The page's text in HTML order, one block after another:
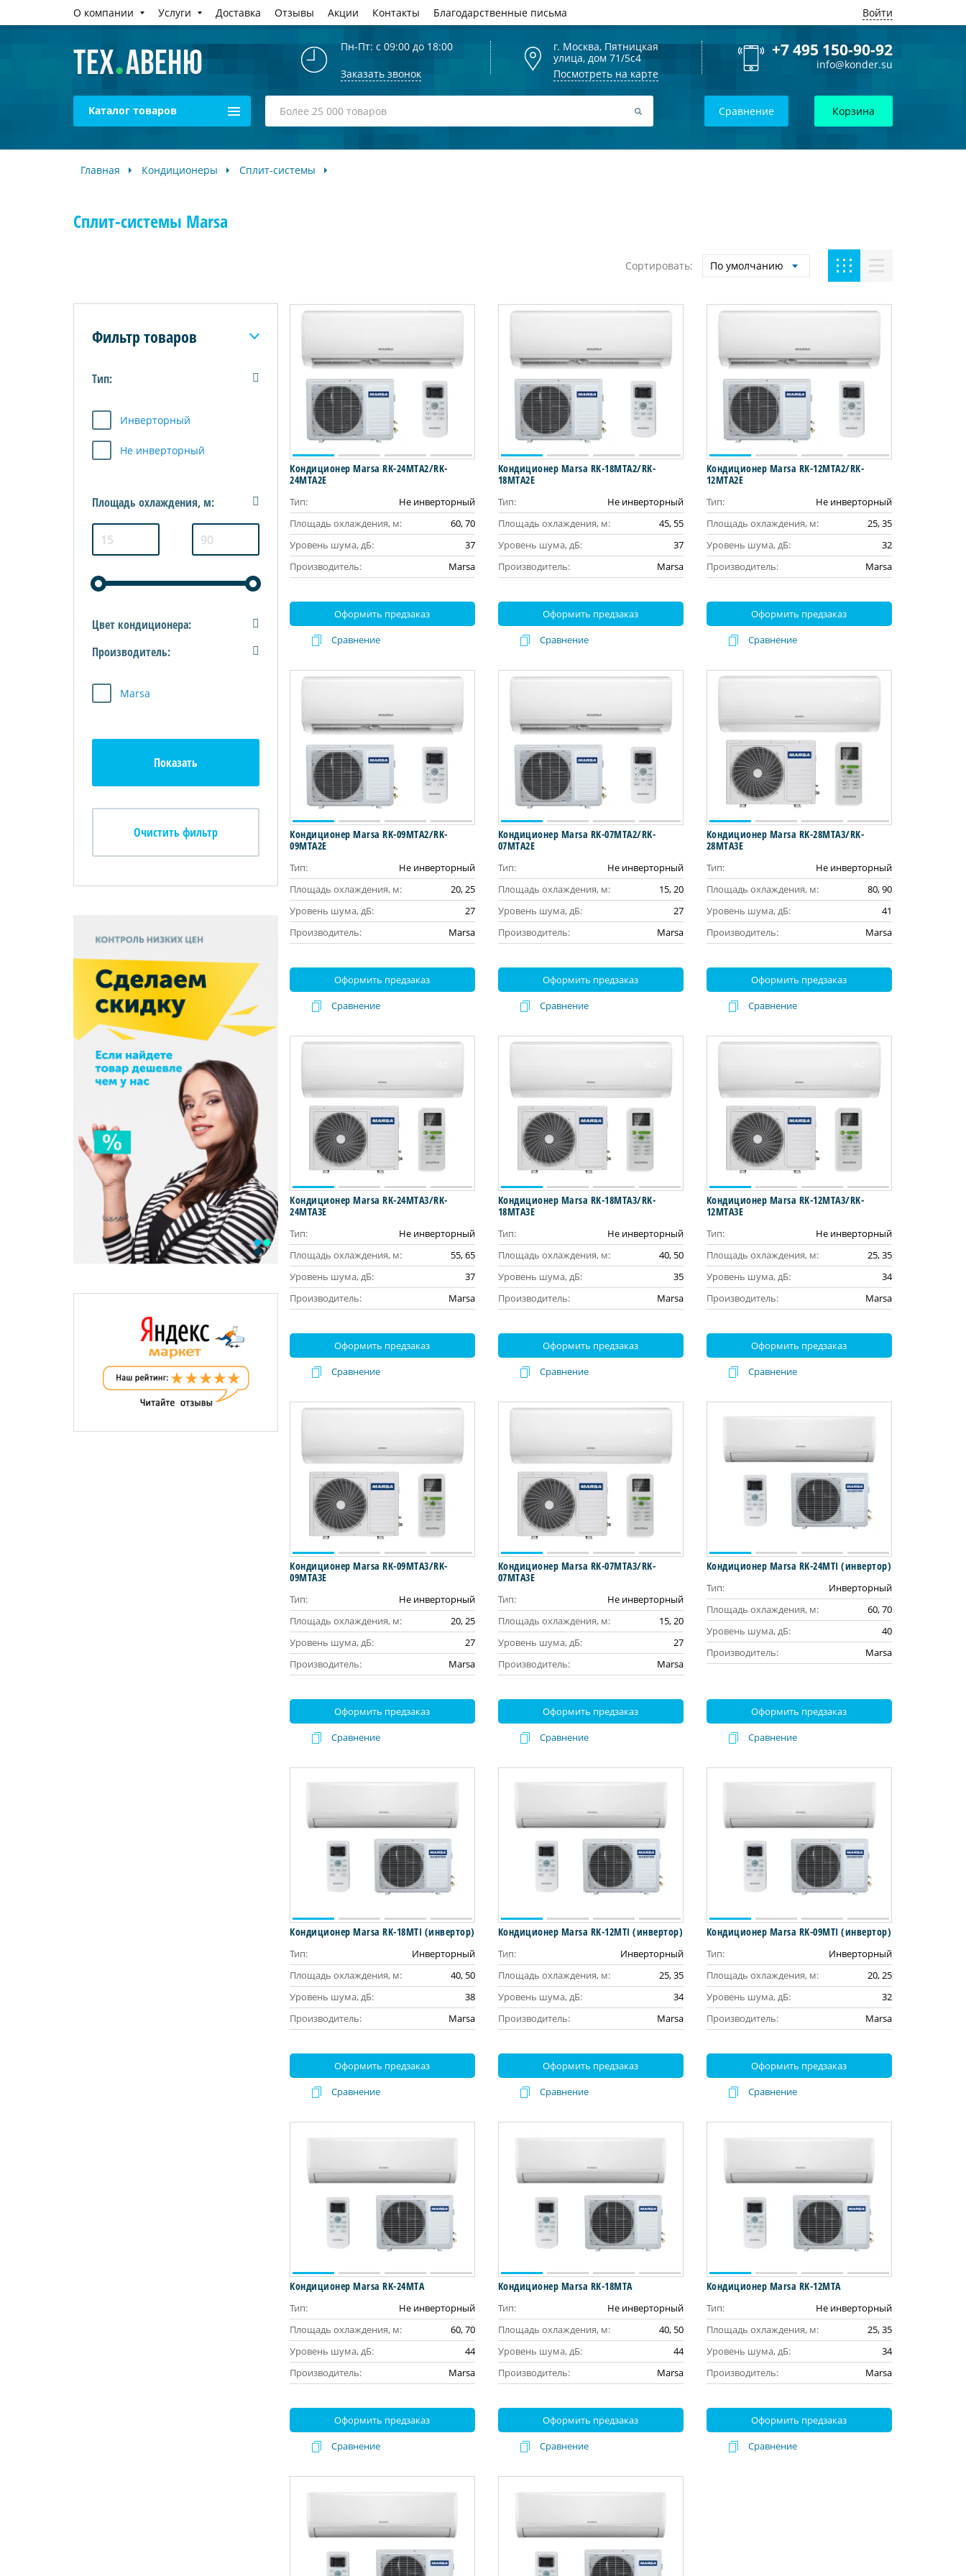
О компании Услуги Доставка Отзывы Акции Контакты Благодарственные письма Войти
Пн-Пт: с 09:00 до 18:00
Заказать звонок
г. Москва, Пятницкая
улица, дом 71/5с4
Посмотреть на карте
+7 495 150-90-92
info@konder.su
Каталог товаров Сравнение Корзина
Главная Кондиционеры Сплит-системы
Сплит-системы Marsa
Сортировать: По умолчанию
Фильтр товаров
Тип:
Инверторный
Не инверторный
Площадь охлаждения, м:
Цвет кондиционера:
Производитель:
Marsa
Кондиционер Marsa RK-24MTA2/RK-
24MTA2E
Тип:
Не инверторный
Площадь охлаждения, м:
60, 70
Уровень шума, дБ:
37
Производитель:
Marsa
Оформить предзаказ
Сравнение
Кондиционер Marsa RK-18MTA2/RK-
18MTA2E
Тип:
Не инверторный
Площадь охлаждения, м:
45, 55
Уровень шума, дБ:
37
Производитель:
Marsa
Оформить предзаказ
Сравнение
Кондиционер Marsa RK-12MTA2/RK-
12MTA2E
Тип:
Не инверторный
Площадь охлаждения, м:
25, 35
Уровень шума, дБ:
32
Производитель:
Marsa
Оформить предзаказ
Сравнение
Кондиционер Marsa RK-09MTA2/RK-
09MTA2E
Тип:
Не инверторный
Площадь охлаждения, м:
20, 25
Уровень шума, дБ:
27
Производитель:
Marsa
Оформить предзаказ
Сравнение
Кондиционер Marsa RK-07MTA2/RK-
07MTA2E
Тип:
Не инверторный
Площадь охлаждения, м:
15, 20
Уровень шума, дБ:
27
Производитель:
Marsa
Оформить предзаказ
Сравнение
Кондиционер Marsa RK-28MTA3/RK-
28MTA3E
Тип:
Не инверторный
Площадь охлаждения, м:
80, 90
Уровень шума, дБ:
41
Производитель:
Marsa
Оформить предзаказ
Сравнение
Кондиционер Marsa RK-24MTA3/RK-
24MTA3E
Тип:
Не инверторный
Площадь охлаждения, м:
55, 65
Уровень шума, дБ:
37
Производитель:
Marsa
Оформить предзаказ
Сравнение
Кондиционер Marsa RK-18MTA3/RK-
18MTA3E
Тип:
Не инверторный
Площадь охлаждения, м:
40, 50
Уровень шума, дБ:
35
Производитель:
Marsa
Оформить предзаказ
Сравнение
Кондиционер Marsa RK-12MTA3/RK-
12MTA3E
Тип:
Не инверторный
Площадь охлаждения, м:
25, 35
Уровень шума, дБ:
34
Производитель:
Marsa
Оформить предзаказ
Сравнение
Кондиционер Marsa RK-09MTA3/RK-
09MTA3E
Тип:
Не инверторный
Площадь охлаждения, м:
20, 25
Уровень шума, дБ:
27
Производитель:
Marsa
Оформить предзаказ
Сравнение
Кондиционер Marsa RK-07MTA3/RK-
07MTA3E
Тип:
Не инверторный
Площадь охлаждения, м:
15, 20
Уровень шума, дБ:
27
Производитель:
Marsa
Оформить предзаказ
Сравнение
Кондиционер Marsa RK-24MTI (инвертор)
Тип:
Инверторный
Площадь охлаждения, м:
60, 70
Уровень шума, дБ:
40
Производитель:
Marsa
Оформить предзаказ
Сравнение
Кондиционер Marsa RK-18MTI (инвертор)
Тип:
Инверторный
Площадь охлаждения, м:
40, 50
Уровень шума, дБ:
38
Производитель:
Marsa
Оформить предзаказ
Сравнение
Кондиционер Marsa RK-12MTI (инвертор)
Тип:
Инверторный
Площадь охлаждения, м:
25, 35
Уровень шума, дБ:
34
Производитель:
Marsa
Оформить предзаказ
Сравнение
Кондиционер Marsa RK-09MTI (инвертор)
Тип:
Инверторный
Площадь охлаждения, м:
20, 25
Уровень шума, дБ:
32
Производитель:
Marsa
Оформить предзаказ
Сравнение
Кондиционер Marsa RK-24MTA
Тип:
Не инверторный
Площадь охлаждения, м:
60, 70
Уровень шума, дБ:
44
Производитель:
Marsa
Оформить предзаказ
Сравнение
Кондиционер Marsa RK-18MTA
Тип:
Не инверторный
Площадь охлаждения, м:
40, 50
Уровень шума, дБ:
44
Производитель:
Marsa
Оформить предзаказ
Сравнение
Кондиционер Marsa RK-12MTA
Тип:
Не инверторный
Площадь охлаждения, м:
25, 35
Уровень шума, дБ:
34
Производитель:
Marsa
Оформить предзаказ
Сравнение